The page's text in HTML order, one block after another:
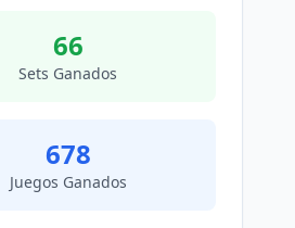
66
Sets Ganados
678
Juegos Ganados